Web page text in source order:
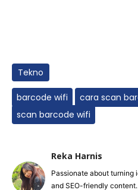
Tekno
barcode wifi
cara scan
scan barcode wifi
Reka Harnis
Passionate about turning
and SEO-friendly content.